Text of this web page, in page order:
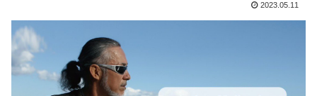
2023.05.11